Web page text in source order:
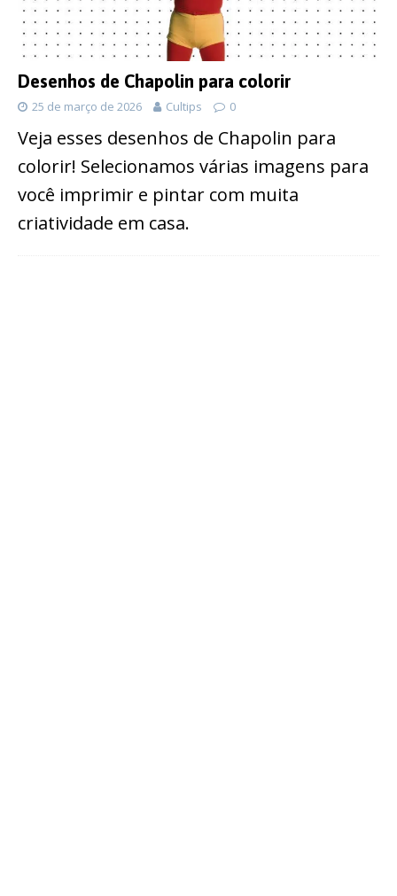
Desenhos de Chapolin para colorir
25 de março de 2026 Cultips 0
Veja esses desenhos de Chapolin para
colorir! Selecionamos várias imagens para
você imprimir e pintar com muita
criatividade em casa.